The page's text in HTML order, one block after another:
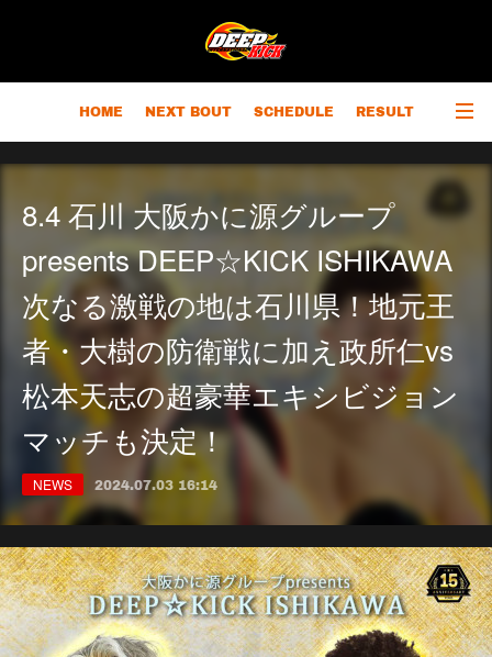
HOME NEXT BOUT SCHEDULE RESULT
RANKING CHAMPIONS OUTLINE
8.4 石川 大阪かに源グループ
presents DEEP☆KICK ISHIKAWA
次なる激戦の地は石川県！地元王
者・大樹の防衛戦に加え政所仁vs
松本天志の超豪華エキシビジョン
マッチも決定！
NEWS 2024.07.03 16:14